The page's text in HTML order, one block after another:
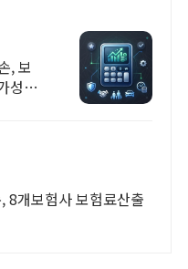
, 보
성비
8개보험사 보험료산출